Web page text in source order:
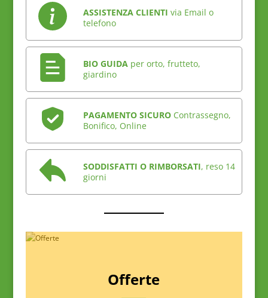
ASSISTENZA CLIENTI via Email o
telefono
BIO GUIDAper orto, frutteto,
giardino
PAGAMENTO SICUROContrassegno,
Bonifico, Online
SODDISFATTI O RIMBORSATI, reso 14
giorni
Offerte